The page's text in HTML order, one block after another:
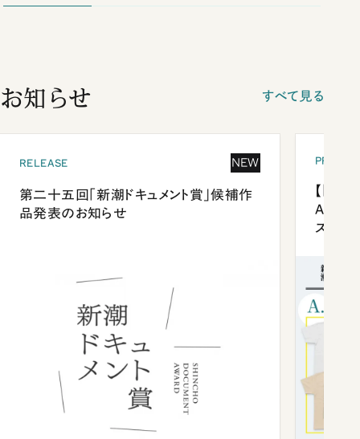
お知らせ すべて見る
RELEASE NEW
第二十五回「新潮ドキュメント賞」候補作
品発表のお知らせ
【「新
ズプレ